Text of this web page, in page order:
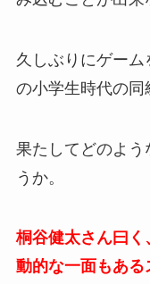
久しぶりにゲー
の小学生時代の同
果たしてどのよう
うか。
桐谷健太さん曰
動的な一面もある